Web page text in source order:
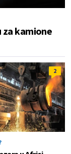
za kamione
2